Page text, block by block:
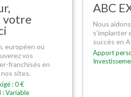
votre
européen ou
vos
franchisés en
sites.
: 0 €
Variable
ABC
Nous
s'implanter
succès en
Apport